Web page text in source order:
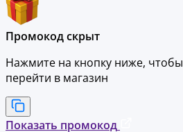
Промокод скрыт
Нажмите на кнопку ниже, чтобы
перейти в магазин
Показать промокод